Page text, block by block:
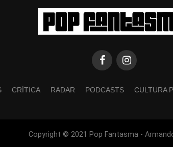
CRÍTICA RADAR PODCASTS CULTURA
Copyright © 2021 Pop Fantasma -